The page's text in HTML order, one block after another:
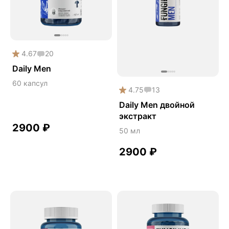
Дикий ямс
Для волос
Защита печени
Здоровый микробиом
Здоровье легких
4.67 20
Daily Men
60 капсул
2900 ₽
4.75 13
Daily Men двойной
экстракт
50 мл
2900 ₽